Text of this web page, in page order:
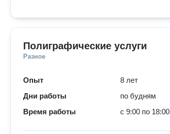
Полиграфические услуги
Разное
Опыт
8 лет
Дни работы
по будням
Время работы
с 9:00 по 18:00